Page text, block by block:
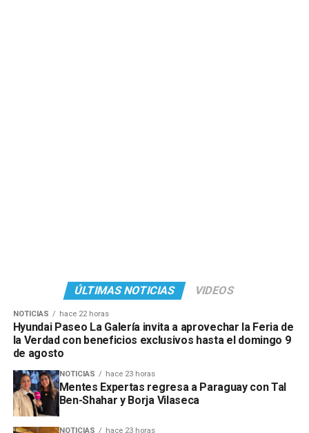
ÚLTIMAS NOTICIAS VIDEOS
NOTICIAS hace 22 horas
Hyundai Paseo La Galería invita a aprovechar la Feria de
la Verdad con beneficios exclusivos hasta el domingo 9
de agosto
NOTICIAS hace 23 horas
Mentes Expertas regresa a Paraguay con Tal
Ben-Shahar y Borja Vilaseca
NOTICIAS hace 23 horas